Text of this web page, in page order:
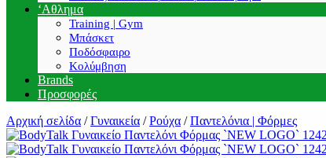
‘Αθλημα
Training | Gym
Μπάσκετ
Ποδόσφαιρο
Κολύμβηση
Brands
Προσφορές
Αρχική σελίδα / Γυναικεία / Ρούχα / Παντελόνια | Φόρμες